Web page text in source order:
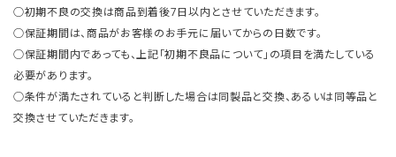
○初期不良の交換は商品到着後7日以内とさせていただきます。
○保証期間は、商品がお客様のお手元に届いてからの日数です。
○保証期間内であっても、上記「初期不良品について」の項目を満たしている
必要があります。
○条件が満たされていると判断した場合は同製品と交換、あるいは同等品と
交換させていただきます。